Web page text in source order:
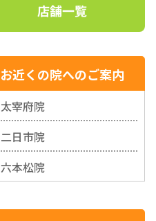
店舗一覧
お近くの院へのご案内
太宰府院
二日市院
六本松院